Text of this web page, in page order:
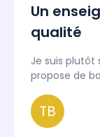
Un
qualité
Je suis
propose de
TB